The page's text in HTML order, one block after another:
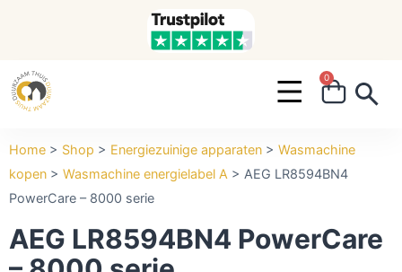
0
Home > Shop > Energiezuinige apparaten > Wasmachine
kopen > Wasmachine energielabel A > AEG LR8594BN4
PowerCare – 8000 serie
AEG LR8594BN4 PowerCare